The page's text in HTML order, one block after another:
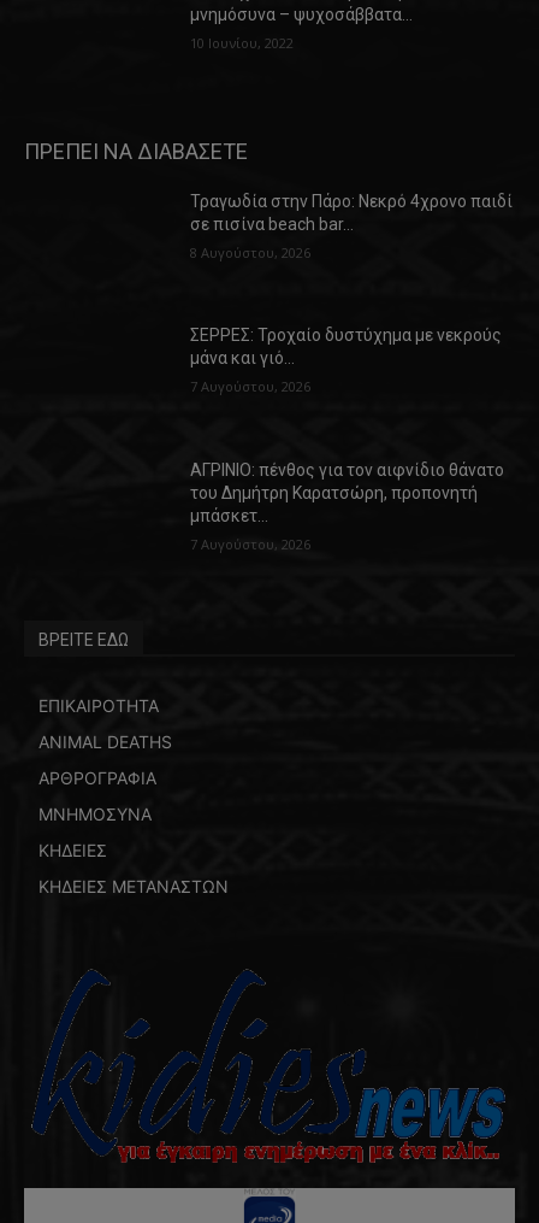
μνημόσυνα – ψυχοσάββατα…
10 Ιουνίου, 2022
ΠΡΕΠΕΙ ΝΑ ΔΙΑΒΑΣΕΤΕ
Τραγωδία στην Πάρο: Νεκρό 4χρονο παιδί
σε πισίνα beach bar…
8 Αυγούστου, 2026
ΣΕΡΡΕΣ: Τροχαίο δυστύχημα με νεκρούς
μάνα και γιό…
7 Αυγούστου, 2026
ΑΓΡΙΝΙΟ: πένθος για τον αιφνίδιο θάνατο
του Δημήτρη Καρατσώρη, προπονητή
μπάσκετ…
7 Αυγούστου, 2026
ΒΡΕΙΤΕ ΕΔΩ
ΕΠΙΚΑΙΡΟΤΗΤΑ
ANIMAL DEATHS
ΑΡΘΡΟΓΡΑΦΙΑ
ΜΝΗΜΟΣΥΝΑ
ΚΗΔΕΙΕΣ
ΚΗΔΕΙΕΣ ΜΕΤΑΝΑΣΤΩΝ